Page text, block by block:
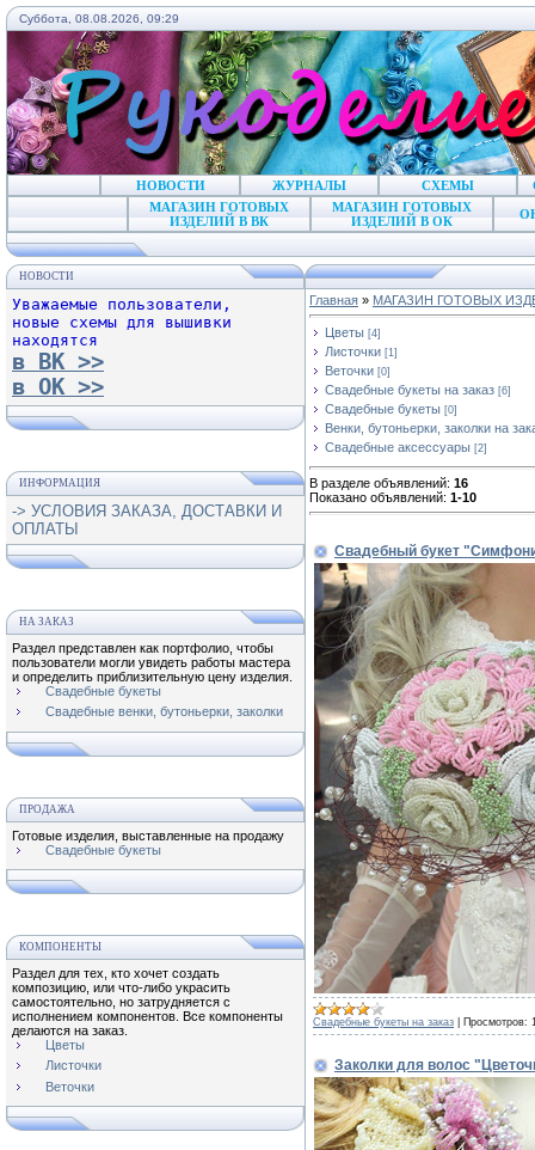
Суббота, 08.08.2026, 09:29
НОВОСТИ ЖУРНАЛЫ СХЕМЫ
МАГАЗИН ГОТОВЫХ
ИЗДЕЛИЙ В ВК
МАГАЗИН ГОТОВЫХ
ИЗДЕЛИЙ В ОК
НОВОСТИ
Уважаемые пользователи,
новые схемы для вышивки
находятся
в ВК >>
в ОК >>
ИНФОРМАЦИЯ
-> УСЛОВИЯ ЗАКАЗА, ДОСТАВКИ И
ОПЛАТЫ
НА ЗАКАЗ
Раздел представлен как портфолио, чтобы
пользователи могли увидеть работы мастера
и определить приблизительную цену изделия.
Свадебные букеты
Свадебные венки, бутоньерки, заколки
ПРОДАЖА
Готовые изделия, выставленные на продажу
Свадебные букеты
КОМПОНЕНТЫ
Раздел для тех, кто хочет создать
композицию, или что-либо украсить
самостоятельно, но затрудняется с
исполнением компонентов. Все компоненты
делаются на заказ.
Цветы
Листочки
Веточки
Главная » МАГАЗИН ГОТОВЫХ
Цветы [4]
Листочки [1]
Веточки [0]
Свадебные букеты на заказ [6]
Свадебные букеты [0]
Венки, бутоньерки, заколки на
Свадебные аксессуары [2]
В разделе объявлений: 16
Показано объявлений: 1-10
Свадебный букет
Свадебные букеты на заказ Просмотров:
Заколки для волос